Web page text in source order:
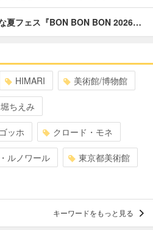
夏フェス『BON BON BON 2026…
HIMARI 美術館/博物館
堀ちえみ
ッホ クロード・モネ
ルノワール 東京都美術館
キーワードをもっと見る